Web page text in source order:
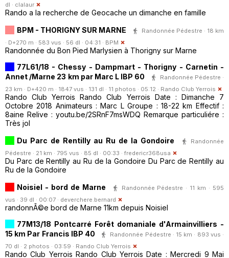
dl · clalaur
Rando a la recherche de Geocache un dimanche en famille
BPM - THORIGNY SUR MARNE
Randonnée Pédestre · 18 km
· D+270 m · 583 vus · 56 dl · 04:31 · BPM
Randonnée du Bon Pied Marlysien à Thorigny sur Marne
77L61/18 - Chessy - Dampmart - Thorigny - Carnetin -
Annet /Marne 23 km par Marc L IBP 60
Randonnée Pédestre ·
23 km · D+420 m · 1847 vus · 131 dl · 11 photos · 05:12 · Rando Club Yerrois
Rando Club Yerrois Rando Club Yerrois Date : Dimanche 7
Octobre 2018 Animateurs : Marc L Groupe : 18-22 km Effectif :
8aine Relive : youtu.be/2SRnF7msWDQ Remarque particuliére :
Très jol
Du Parc de Rentilly au Ru de la Gondoire
Randonnée
Pédestre · 21 km · 795 vus · 85 dl · 00:33 · fredericr368usa
Du Parc de Rentilly au Ru de la Gondoire Du Parc de Rentilly au
Ru de la Gondoire
Noisiel - bord de Marne
Randonnée Pédestre · 11 km · 595
vus · 39 dl · 00:07 · deverchere.bernard
randonnÃ©e bord de Marne 11km depuis Noisiel
77M13/18 Pontcarré Forêt domaniale d'Armainvilliers -
15 km Par Francis IBP 40
Randonnée Pédestre · 15 km · 893 vus ·
70 dl · 2 photos · 03:59 · Rando Club Yerrois
Rando Club Yerrois Rando Club Yerrois Date : Mercredi 9 Mai